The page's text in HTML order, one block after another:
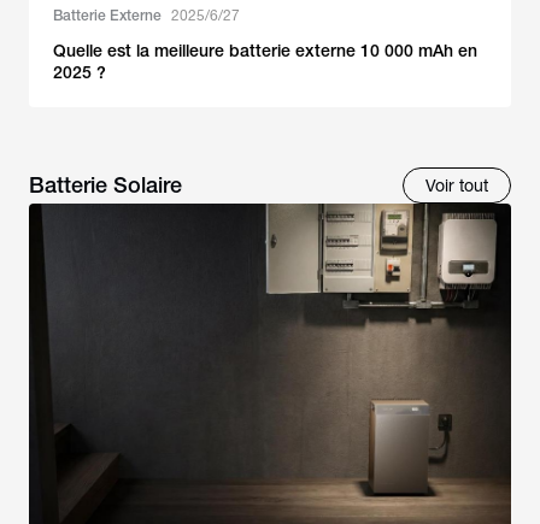
Batterie Externe 2025/6/27
Quelle est la meilleure batterie externe 10 000 mAh en
2025 ?
Batterie Solaire Voir tout